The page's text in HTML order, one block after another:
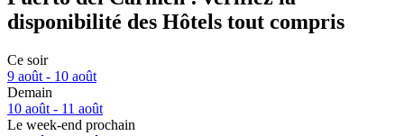
disponibilité des Hôtels tout compris
Ce soir
9 août - 10 août
Demain
10 août - 11 août
Le week-end prochain